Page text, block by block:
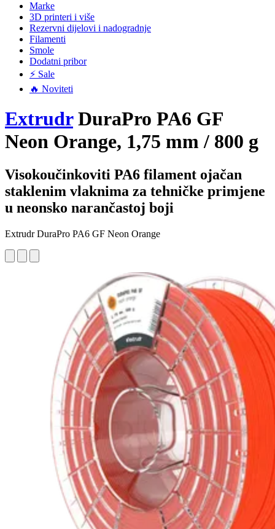
Marke
3D printeri i više
Rezervni dijelovi i nadogradnje
Filamenti
Smole
Dodatni pribor
⚡ Sale
🔥 Noviteti
ExtrudrDuraPro PA6 GF
Neon Orange, 1,75 mm / 800 g
Visokoučinkoviti PA6 filament ojačan
staklenim vlaknima za tehničke primjene
u neonsko narančastoj boji
Extrudr DuraPro PA6 GF Neon Orange